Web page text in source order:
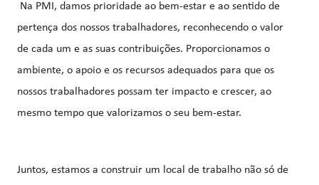
Na PMI, damos prioridade ao bem-estar e ao sentido de
pertença dos nossos trabalhadores, reconhecendo o valor
de cada um e as suas contribuições. Proporcionamos o
ambiente, o apoio e os recursos adequados para que os
nossos trabalhadores possam ter impacto e crescer, ao
mesmo tempo que valorizamos o seu bem-estar.
Juntos, estamos a construir um local de trabalho não só de